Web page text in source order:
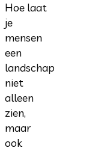
Hoe laat
je
mensen
een
landschap
niet
alleen
zien,
maar
ook